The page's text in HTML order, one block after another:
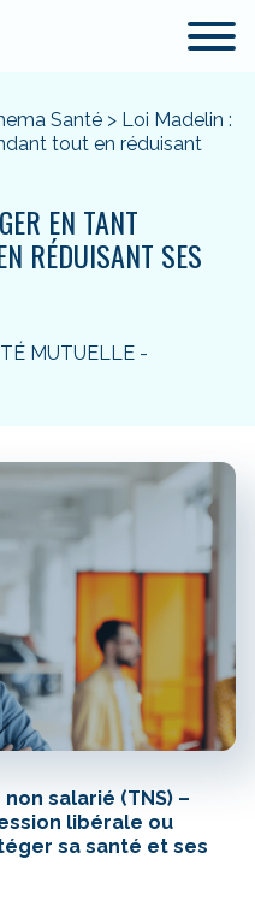
Santé > Loi Madelin :
tout en réduisant
EN TANT
RÉDUISANT SES
MUTUELLE -
salarié (TNS) –
libérale ou
sa santé et ses